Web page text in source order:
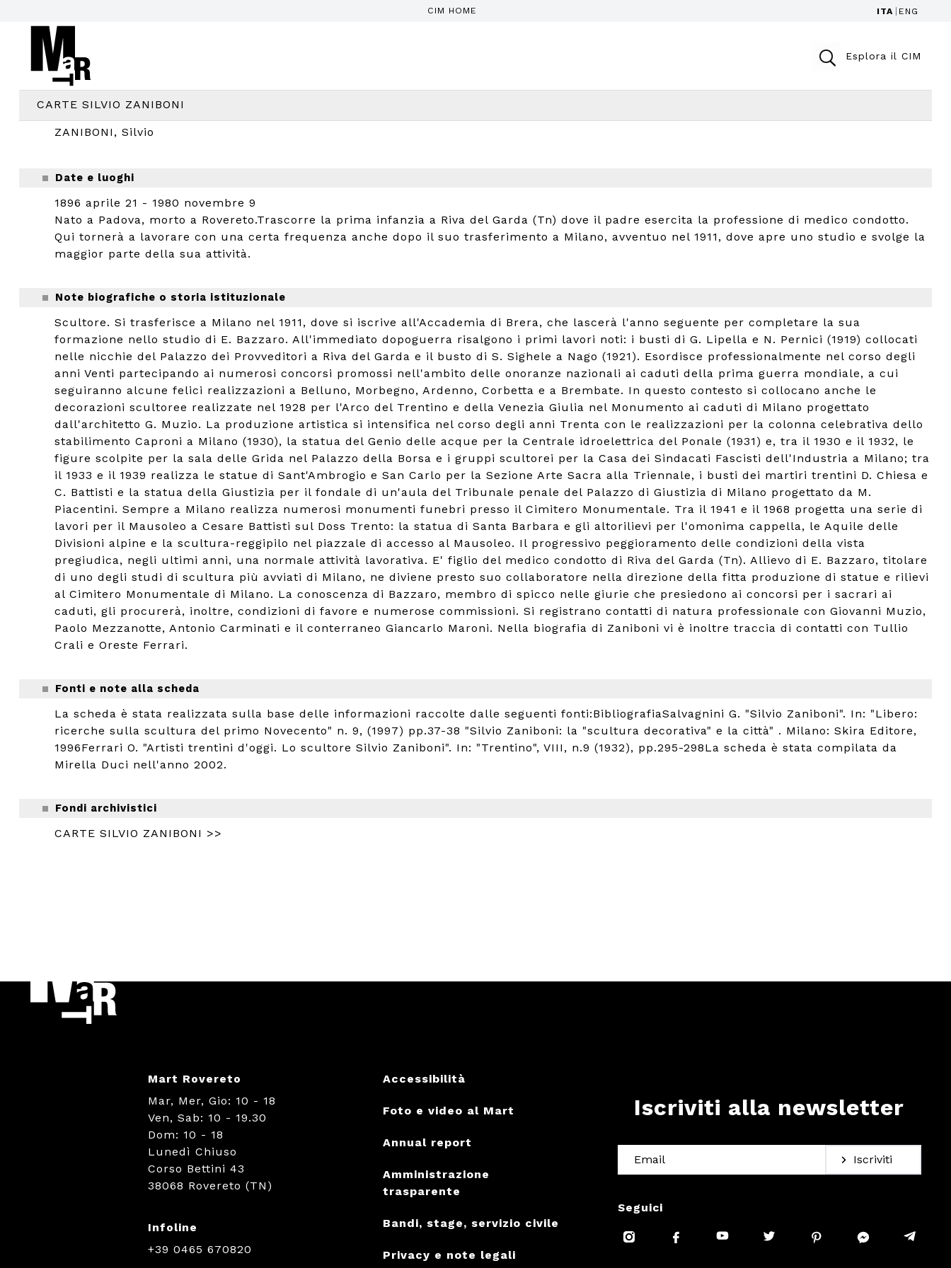
CIM HOME ITA ENG
Esplora il CIM
CARTE SILVIO ZANIBONI
ZANIBONI, Silvio
Date e luoghi
1896 aprile 21 - 1980 novembre 9
Nato a Padova, morto a Rovereto.Trascorre la prima infanzia a Riva del Garda (Tn) dove il padre esercita la professione di medico condotto.
Qui tornerà a lavorare con una certa frequenza anche dopo il suo trasferimento a Milano, avventuo nel 1911, dove apre uno studio e svolge la
maggior parte della sua attività.
Note biografiche o storia istituzionale
Scultore. Si trasferisce a Milano nel 1911, dove si iscrive all'Accademia di Brera, che lascerà l'anno seguente per completare la sua
formazione nello studio di E. Bazzaro. All'immediato dopoguerra risalgono i primi lavori noti: i busti di G. Lipella e N. Pernici (1919) collocati
nelle nicchie del Palazzo dei Provveditori a Riva del Garda e il busto di S. Sighele a Nago (1921). Esordisce professionalmente nel corso degli
anni Venti partecipando ai numerosi concorsi promossi nell'ambito delle onoranze nazionali ai caduti della prima guerra mondiale, a cui
seguiranno alcune felici realizzazioni a Belluno, Morbegno, Ardenno, Corbetta e a Brembate. In questo contesto si collocano anche le
decorazioni scultoree realizzate nel 1928 per l'Arco del Trentino e della Venezia Giulia nel Monumento ai caduti di Milano progettato
dall'architetto G. Muzio. La produzione artistica si intensifica nel corso degli anni Trenta con le realizzazioni per la colonna celebrativa dello
stabilimento Caproni a Milano (1930), la statua del Genio delle acque per la Centrale idroelettrica del Ponale (1931) e, tra il 1930 e il 1932, le
figure scolpite per la sala delle Grida nel Palazzo della Borsa e i gruppi scultorei per la Casa dei Sindacati Fascisti dell'Industria a Milano; tra
il 1933 e il 1939 realizza le statue di Sant'Ambrogio e San Carlo per la Sezione Arte Sacra alla Triennale, i busti dei martiri trentini D. Chiesa e
C. Battisti e la statua della Giustizia per il fondale di un'aula del Tribunale penale del Palazzo di Giustizia di Milano progettato da M.
Piacentini. Sempre a Milano realizza numerosi monumenti funebri presso il Cimitero Monumentale. Tra il 1941 e il 1968 progetta una serie di
lavori per il Mausoleo a Cesare Battisti sul Doss Trento: la statua di Santa Barbara e gli altorilievi per l'omonima cappella, le Aquile delle
Divisioni alpine e la scultura-reggipilo nel piazzale di accesso al Mausoleo. Il progressivo peggioramento delle condizioni della vista
pregiudica, negli ultimi anni, una normale attività lavorativa. E' figlio del medico condotto di Riva del Garda (Tn). Allievo di E. Bazzaro, titolare
di uno degli studi di scultura più avviati di Milano, ne diviene presto suo collaboratore nella direzione della fitta produzione di statue e rilievi
al Cimitero Monumentale di Milano. La conoscenza di Bazzaro, membro di spicco nelle giurie che presiedono ai concorsi per i sacrari ai
caduti, gli procurerà, inoltre, condizioni di favore e numerose commissioni. Si registrano contatti di natura professionale con Giovanni Muzio,
Paolo Mezzanotte, Antonio Carminati e il conterraneo Giancarlo Maroni. Nella biografia di Zaniboni vi è inoltre traccia di contatti con Tullio
Crali e Oreste Ferrari.
Fonti e note alla scheda
La scheda è stata realizzata sulla base delle informazioni raccolte dalle seguenti fonti:BibliografiaSalvagnini G. "Silvio Zaniboni". In: "Libero:
ricerche sulla scultura del primo Novecento" n. 9, (1997) pp.37-38 "Silvio Zaniboni: la "scultura decorativa" e la città" . Milano: Skira Editore,
1996Ferrari O. "Artisti trentini d'oggi. Lo scultore Silvio Zaniboni". In: "Trentino", VIII, n.9 (1932), pp.295-298La scheda è stata compilata da
Mirella Duci nell'anno 2002.
Fondi archivistici
CARTE SILVIO ZANIBONI >>
Mart Rovereto
Mar, Mer, Gio: 10 - 18
Ven, Sab: 10 - 19.30
Dom: 10 - 18
Lunedì Chiuso
Corso Bettini 43
38068 Rovereto (TN)
Infoline
+39 0465 670820
Accessibilità
Foto e video al Mart
Annual report
Amministrazione
trasparente
Bandi, stage, servizio civile
Privacy e note legali
Iscriviti alla newsletter
Iscriviti
Seguici